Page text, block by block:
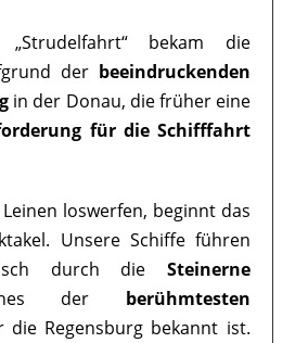
bekam die
der beeindruckenden
in der Donau, die früher eine
für die Schifffahrt
loswerfen, beginnt das
Unsere Schiffe führen
durch die Steinerne
der berühmtesten
die Regensburg bekannt ist.